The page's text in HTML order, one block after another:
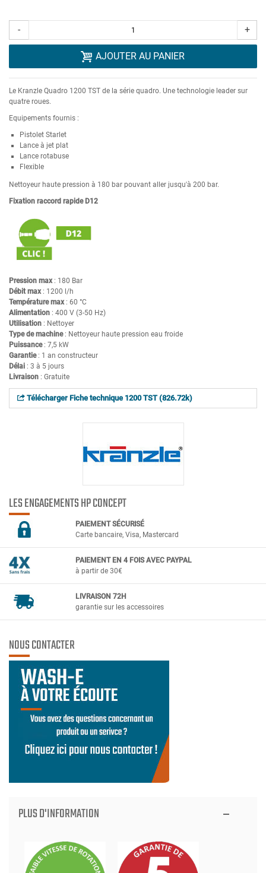
- +
AJOUTER AU PANIER
Le Kranzle Quadro 1200 TST de la série quadro. Une technologie leader sur
quatre roues.
Equipements fournis :
Pistolet Starlet
Lance à jet plat
Lance rotabuse
Flexible
Nettoyeur haute pression à 180 bar pouvant aller jusqu'à 200 bar.
Fixation raccord rapide D12
Pression max: 180 Bar
Débit max: 1200 l/h
Température max: 60 °C
Alimentation : 400 V (3-50 Hz)
Utilisation : Nettoyer
Type de machine: Nettoyeur haute pression eau froide
Puissance: 7,5 kW
Garantie: 1 an constructeur
Délai : 3 à 5 jours
Livraison : Gratuite
Télécharger Fiche technique 1200 TST (826.72k)
LES ENGAGEMENTS HP CONCEPT
PAIEMENT SÉCURISÉ
Carte bancaire, Visa, Mastercard
PAIEMENT EN 4 FOIS AVEC PAYPAL
à partir de 30€
LIVRAISON 72H
garantie sur les accessoires
NOUS CONTACTER
PLUS D'INFORMATION